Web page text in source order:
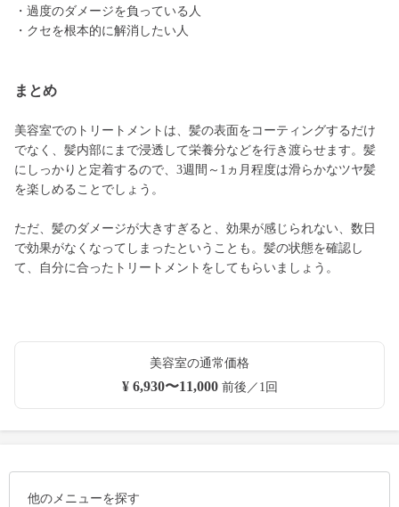
・過度のダメージを負っている人
・クセを根本的に解消したい人
まとめ
美容室でのトリートメントは、髪の表面をコーティングするだけ
でなく、髪内部にまで浸透して栄養分などを行き渡らせます。髪
にしっかりと定着するので、3週間～1ヵ月程度は滑らかなツヤ髪
を楽しめることでしょう。
ただ、髪のダメージが大きすぎると、効果が感じられない、数日
で効果がなくなってしまったということも。髪の状態を確認し
て、自分に合ったトリートメントをしてもらいましょう。
美容室の通常価格
¥ 6,930〜11,000前後／1回
他のメニューを探す